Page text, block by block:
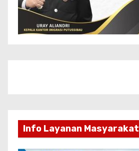
Info Layanan Masyarakat